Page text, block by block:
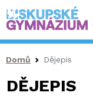
Drobečková
Domů Dějepis
DĚJEPIS